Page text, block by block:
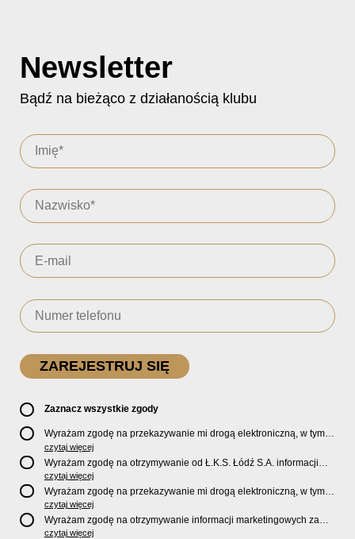
Newsletter
Bądź na bieżąco z działanością klubu
Zaznacz wszystkie zgody
Wyrażam zgodę na przekazywanie mi drogą elektroniczną, w tym
pocztą e-mail, oficjalnego newslettera oraz informacji o zniżkach,
promocjach, nowościach, biletach, karnetach, ofercie sklepu U2
Store oraz serwisu bilety.lkslodz.pl i innych produktach oraz
usługach oferowanych przez Ł.K.S. Łódź S.A.
czytaj więcej
Wyrażam zgodę na otrzymywanie od Ł.K.S. Łódź S.A. informacji
marketingowych dotyczących działalności spółki, ofert, wydarzeń i
produktów za pośrednictwem wiadomości SMS oraz połączeń
telefonicznych.
czytaj więcej
Wyrażam zgodę na przekazywanie mi drogą elektroniczną, w tym
pocztą e-mail, informacji handlowych i marketingowych o
produktach, usługach i działalnościSponsorów i PartnerówŁ.K.S.
Łódź S.A.
czytaj więcej
Wyrażam zgodę na otrzymywanie informacji marketingowych za
pośrednictwem wiadomości SMS oraz połączeń telefonicznych
czytaj więcej